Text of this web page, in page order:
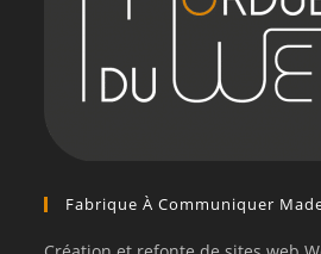
Fabrique À Communiquer